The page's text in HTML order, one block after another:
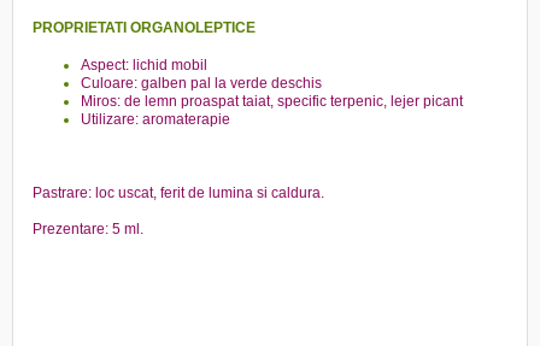
PROPRIETATI ORGANOLEPTICE
Aspect: lichid mobil
Culoare: galben pal la verde deschis
Miros: de lemn proaspat taiat, specific terpenic, lejer picant
Utilizare: aromaterapie
Pastrare: loc uscat, ferit de lumina si caldura.
Prezentare: 5 ml.